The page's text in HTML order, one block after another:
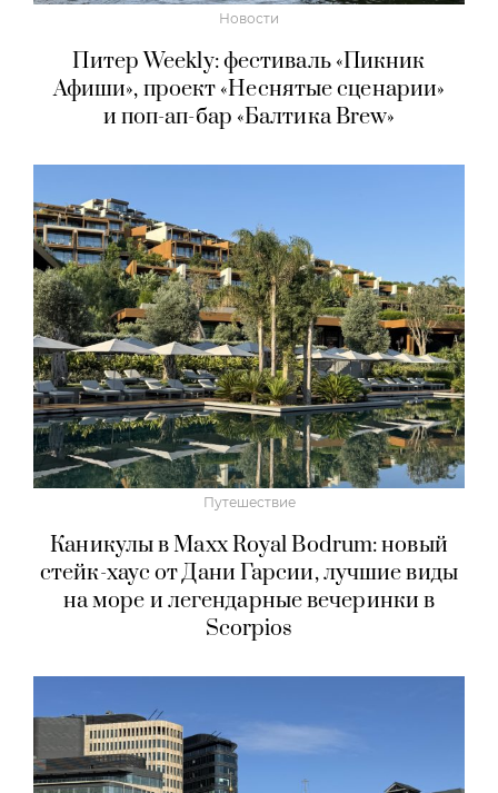
Новости
Питер Weekly: фестиваль «Пикник
Афиши», проект «Неснятые сценарии»
и поп-ап-бар «Балтика Brew»
Путешествие
Каникулы в Maxx Royal Bodrum: новый
стейк-хаус от Дани Гарсии, лучшие виды
на море и легендарные вечеринки в
Scorpios